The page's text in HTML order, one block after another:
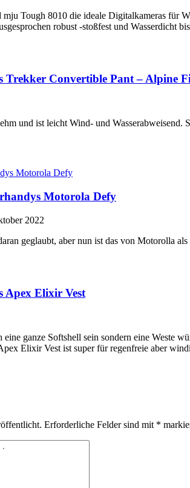
Tough 8010 die ideale Digitalkameras für
robust -stoßfest und
Trekker Convertible Pant – Alpine
und ist leicht Wind- und
Motorola Defy
2022
geglaubt, aber nun ist das von Motorolla
Apex Elixir Vest
ganze Softshell sein sondern eine Weste
Elixir Vest ist super für regenfreie aber
Erforderliche Felder sind mit *